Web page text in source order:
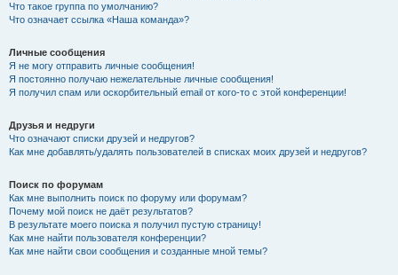
Что такое группа по умолчанию?
Что означает ссылка «Наша команда»?
Личные сообщения
Я не могу отправить личные сообщения!
Я постоянно получаю нежелательные личные сообщения!
Я получил спам или оскорбительный email от кого-то с этой конференции!
Друзья и недруги
Что означают списки друзей и недругов?
Как мне добавлять/удалять пользователей в списках моих друзей и недругов?
Поиск по форумам
Как мне выполнить поиск по форуму или форумам?
Почему мой поиск не даёт результатов?
В результате моего поиска я получил пустую страницу!
Как мне найти пользователя конференции?
Как мне найти свои сообщения и созданные мной темы?